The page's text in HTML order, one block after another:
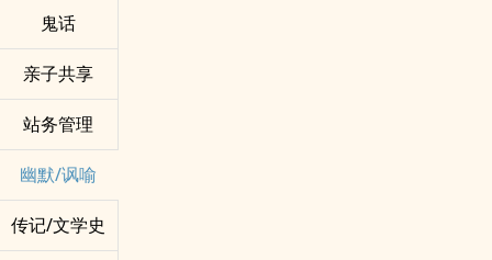
鬼话
亲子共享
站务管理
幽默/讽喻
传记/文学史